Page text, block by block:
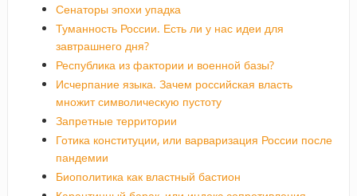
Сенаторы эпохи упадка
Туманность России. Есть ли у нас идеи для
завтрашнего дня?
Республика из фактории и военной базы?
Исчерпание языка. Зачем российская власть
множит символическую пустоту
Запретные территории
Готика конституции, или варваризация России после
пандемии
Биополитика как властный бастион